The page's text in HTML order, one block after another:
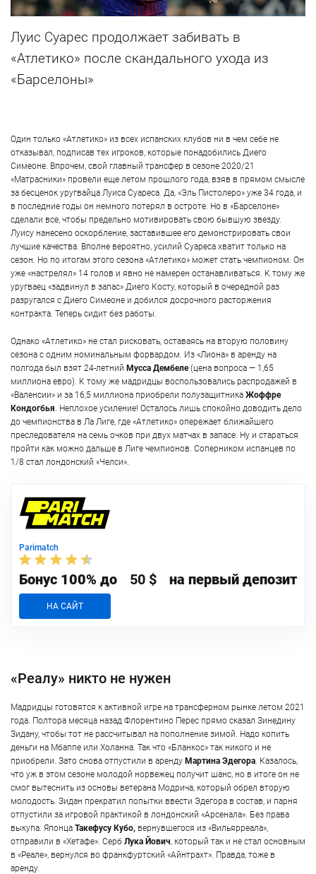
Луис Суарес продолжает забивать в
«Атлетико» после скандального ухода из
«Барселоны»
Один только «Атлетико» из всех испанских клубов ни в чем себе не
отказывал, подписав тех игроков, которые понадобились Диего
Симеоне. Впрочем, свой главный трансфер в сезоне 2020/21
«Матрасники» провели еще летом прошлого года, взяв в прямом смысле
за бесценок уругвайца Луиса Суареса. Да, «Эль Пистолеро» уже 34 года, и
в последние годы он немного потерял в остроте. Но в «Барселоне»
сделали все, чтобы предельно мотивировать свою бывшую звезду.
Луису нанесено оскорбление, заставившее его демонстрировать свои
лучшие качества. Вполне вероятно, усилий Суареса хватит только на
сезон. Но по итогам этого сезона «Атлетико» может стать чемпионом. Он
уже «настрелял» 14 голов и явно не намерен останавливаться. К тому же
уругваец «задвинул в запас» Диего Косту, который в очередной раз
разругался с Диего Симеоне и добился досрочного расторжения
контракта. Теперь сидит без работы.
Однако «Атлетико» не стал рисковать, оставаясь на вторую половину
сезона с одним номинальным форвардом. Из «Лиона» в аренду на
полгода был взят 24-летний Мусса Дембеле(цена вопроса — 1,65
миллиона евро). К тому же мадридцы воспользовались распродажей в
«Валенсии» и за 16,5 миллиона приобрели полузащитника Жоффре
Кондогбья . Неплохое усиление! Осталось лишь спокойно доводить дело
до чемпионства в Ла Лиге, где «Атлетико» опережает ближайшего
преследователя на семь очков при двух матчах в запасе. Ну и стараться
пройти как можно дальше в Лиге чемпионов. Соперником испанцев по
1/8 стал лондонский «Челси».
Parimatch
Бонус 100% до 50 $ на первый депозит
НА САЙТ
«Реалу» никто не нужен
Мадридцы готовятся к активной игре на трансферном рынке летом 2021
года. Полтора месяца назад Флорентино Перес прямо сказал Зинедину
Зидану, чтобы тот не рассчитывал на пополнение зимой. Надо копить
деньги на Мбаппе или Холанна. Так что «Бланкос» так никого и не
приобрели. Зато снова отпустили в аренду Мартина Эдегора . Казалось,
что уж в этом сезоне молодой норвежец получит шанс, но в итоге он не
смог вытеснить из основы ветерана Модрича, который обрел вторую
молодость. Зидан прекратил попытки ввести Эдегора в состав, и парня
отпустили за игровой практикой в лондонский «Арсенала». Без права
выкупа. Японца Такефусу Кубо, вернувшегося из «Вильярреала»,
отправили в «Хетафе». Серб Лука Йович , который так и не стал основным
в «Реале», вернулся во франкфуртский «Айнтрахт». Правда, тоже в
аренду.